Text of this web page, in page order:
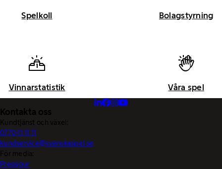
Spelkoll Bolagstyrning
Vinnarstatistik Våra spel
Kontakta oss
Kundtjänst och växel:
0770-11 11 11
kundservice@svenskaspel.se
För media:
Pressjour